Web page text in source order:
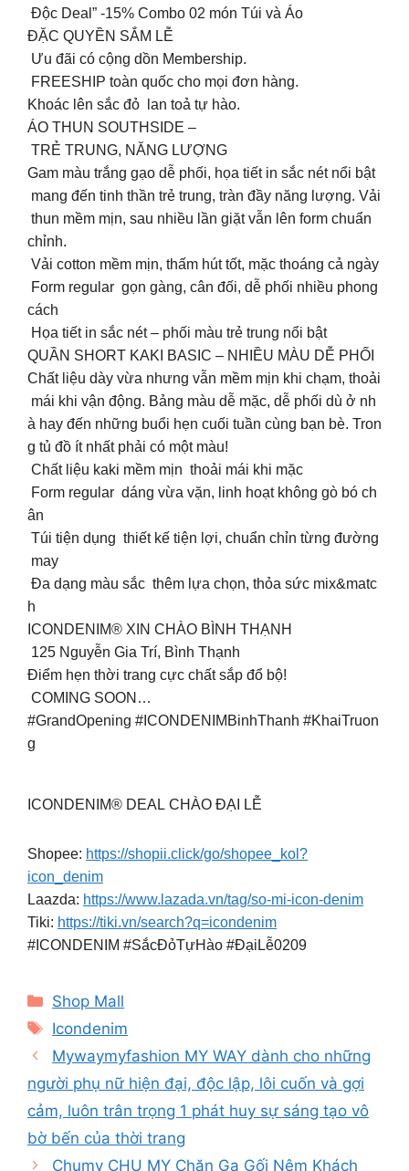
Độc Deal” -15% Combo 02 món Túi và Áo
ĐẶC QUYỀN SẮM LỄ
Ưu đãi có cộng dồn Membership.
FREESHIP toàn quốc cho mọi đơn hàng.
Khoác lên sắc đỏ lan toả tự hào.
ÁO THUN SOUTHSIDE –
TRẺ TRUNG, NĂNG LƯỢNG
Gam màu trắng gạo dễ phối, họa tiết in sắc nét nổi bật
mang đến tinh thần trẻ trung, tràn đầy năng lượng. Vải
thun mềm mịn, sau nhiều lần giặt vẫn lên form chuẩn
chỉnh.
️ Vải cotton mềm mịn, thấm hút tốt, mặc thoáng cả ngày
️ Form regular gọn gàng, cân đối, dễ phối nhiều phong
cách
️ Họa tiết in sắc nét – phối màu trẻ trung nổi bật
QUẦN SHORT KAKI BASIC – NHIỀU MÀU DỄ PHỐI
Chất liệu dày vừa nhưng vẫn mềm mịn khi chạm, thoải
mái khi vận động. Bảng màu dễ mặc, dễ phối dù ở nh
à hay đến những buổi hẹn cuối tuần cùng bạn bè. Tron
g tủ đồ ít nhất phải có một màu!
️ Chất liệu kaki mềm mịn thoải mái khi mặc
️ Form regular dáng vừa vặn, linh hoạt không gò bó ch
ân
️ Túi tiện dụng thiết kế tiện lợi, chuẩn chỉn từng đường
may
️ Đa dạng màu sắc thêm lựa chọn, thỏa sức mix&matc
h
ICONDENIM® XIN CHÀO BÌNH THẠNH
125 Nguyễn Gia Trí, Bình Thạnh
Điểm hẹn thời trang cực chất sắp đổ bộ!
COMING SOON…
#GrandOpening #ICONDENIMBinhThanh #KhaiTruon
g
ICONDENIM® DEAL CHÀO ĐẠI LỄ
Shopee: https://shopii.click/go/shopee_kol?
icon_denim
Laazda: https://www.lazada.vn/tag/so-mi-icon-denim
Tiki: https://tiki.vn/search?q=icondenim
#ICONDENIM #SắcĐỏTựHào #ĐạiLễ0209
Categories
Shop Mall
Tags
Icondenim
Mywaymyfashion MY WAY dành cho những
người phụ nữ hiện đại, độc lập, lôi cuốn và gợi
cảm, luôn trân trọng 1 phát huy sự sáng tạo vô
bờ bến của thời trang
Chumy CHU MY Chăn Ga Gối Nệm Khách